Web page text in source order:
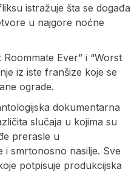
istražuje šta se događa
u najgore noćne
Ever” i “Worst
iz iste franšize koje se
ograde.
dokumentarna
slučaja u kojima su
prerasle u
i smrtonosno nasilje. Sve
potpisuje produkcijska